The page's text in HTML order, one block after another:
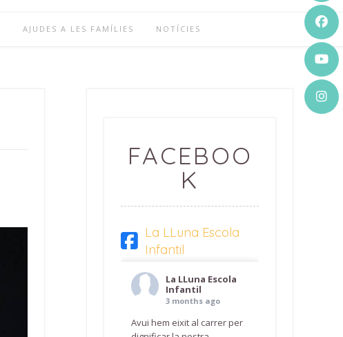
AJUDES A LES FAMÍLIES NOTÍCIES
FACEBOO
K
La LLuna Escola
Infantil
La LLuna Escola
Infantil
3 months ago
Avui hem eixit al carrer per